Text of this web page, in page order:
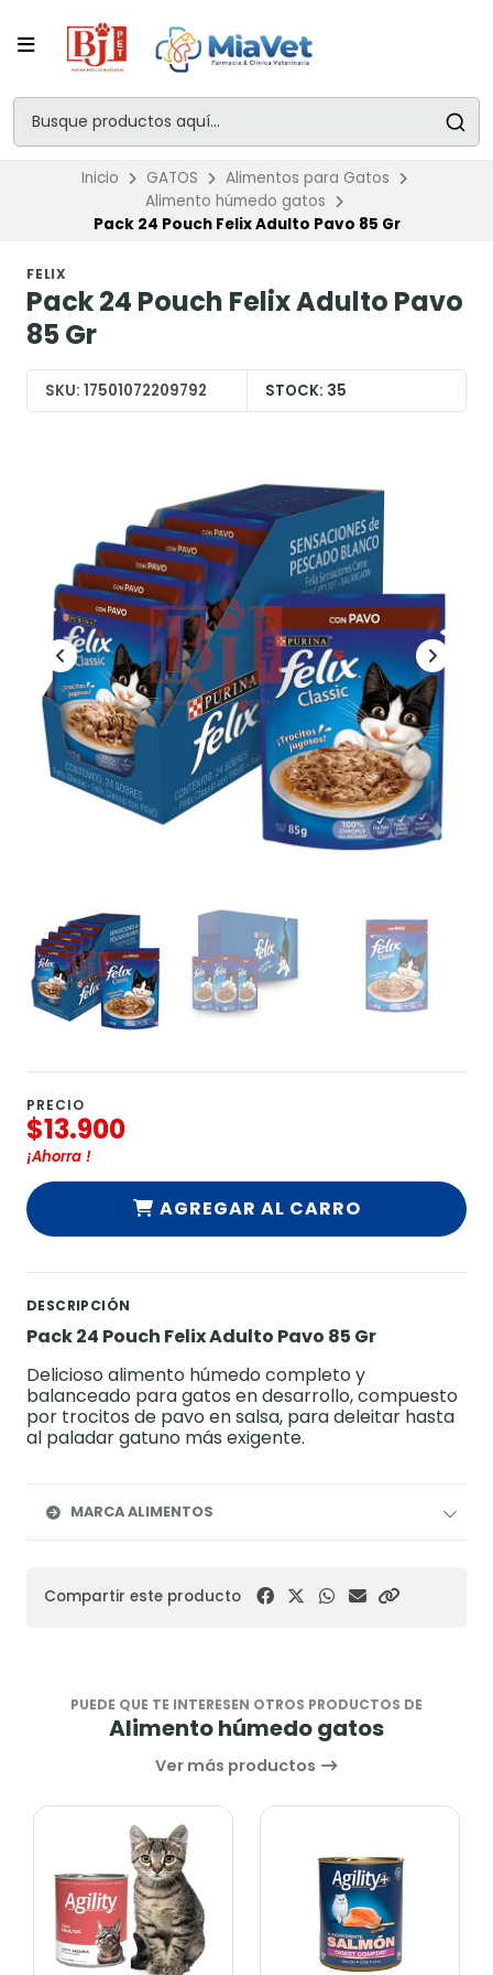
Inicio GATOS
Alimentos para Gatos
Alimento húmedo gatos
Pack 24 Pouch Felix Adulto Pavo 85 Gr
FELIX
Pack 24 Pouch Felix Adulto Pavo
85 Gr
SKU: 17501072209792 STOCK: 35
PRECIO
$13.900
¡Ahorra !
AGREGAR AL CARRO
DESCRIPCIÓN
Pack 24 Pouch Felix Adulto Pavo 85 Gr
Delicioso alimento húmedo completo y
balanceado para gatos en desarrollo, compuesto
por trocitos de pavo en salsa, para deleitar hasta
al paladar gatuno más exigente.
MARCA ALIMENTOS
Compartir este producto
PUEDE QUE TE INTERESEN OTROS PRODUCTOS DE
Alimento húmedo gatos
Ver más productos